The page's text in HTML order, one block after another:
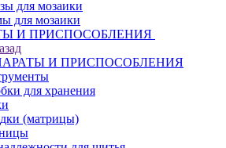
для мозаики
для мозаики
И ПРИСПОСОБЛЕНИЯ
И ПРИСПОСОБЛЕНИЯ
для хранения
(матрицы)